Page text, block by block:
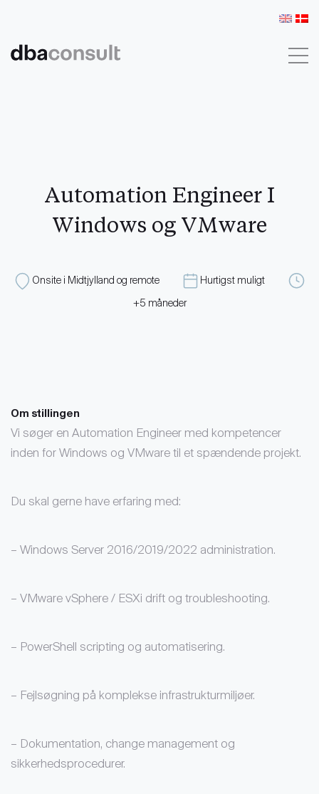
Automation Engineer I
Windows og VMware
Onsite i Midtjylland og remote Hurtigst muligt
+5 måneder
Om stillingen
Vi søger en Automation Engineer med kompetencer
inden for Windows og VMware til et spændende projekt.
Du skal gerne have erfaring med:
– Windows Server 2016/2019/2022 administration.
– VMware vSphere / ESXi drift og troubleshooting.
– PowerShell scripting og automatisering.
– Fejlsøgning på komplekse infrastrukturmiljøer.
– Dokumentation, change management og
sikkerhedsprocedurer.